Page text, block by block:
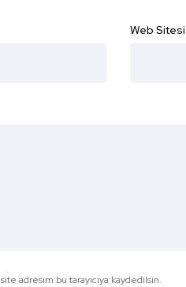
Web Sitesi
adresim bu tarayıcıya kaydedilsin.